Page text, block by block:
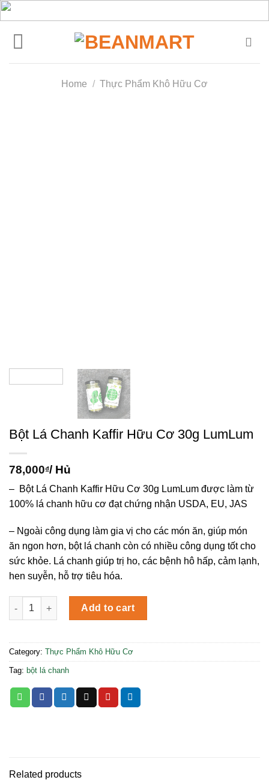
Skip
to
content
Home / Thực Phẩm Khô Hữu Cơ
Bột Lá Chanh Kaffir Hữu Cơ 30g LumLum
78,000₫/ Hủ
– Bột Lá Chanh Kaffir Hữu Cơ 30g LumLum được làm từ
100% lá chanh hữu cơ đạt chứng nhận USDA, EU, JAS
– Ngoài công dụng làm gia vị cho các món ăn, giúp món
ăn ngon hơn, bột lá chanh còn có nhiều công dụng tốt cho
sức khỏe. Lá chanh giúp trị ho, các bệnh hô hấp, cảm lạnh,
hen suyễn, hỗ trợ tiêu hóa.
Bột Lá Chanh Kaffir Hữu Cơ 30g LumLum quantity
Add to cart
Category: Thực Phẩm Khô Hữu Cơ
Tag: bột lá chanh
Related products